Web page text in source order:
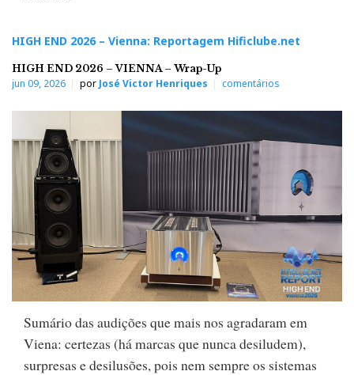
HIGH END 2026 – Vienna: Reportagem Hificlube.net
HIGH END 2026 – VIENNA – Wrap-Up
jun 09, 2026 por José Victor Henriques comentários
Sumário das audições que mais nos agradaram em
Viena: certezas (há marcas que nunca desiludem),
surpresas e desilusões, pois nem sempre os sistemas